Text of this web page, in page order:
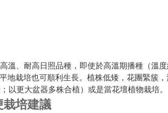
溫、耐高日照品種，即使於高溫期播種（溫
地栽培也可順利生長。植株低矮，花團緊簇
以更大盆器多株合植）或是當花壇植物栽培。
培建議